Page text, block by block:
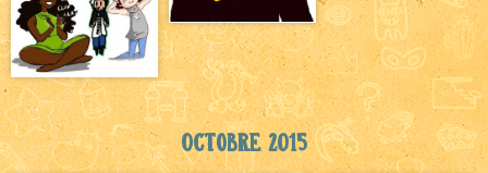
Octobre 2015